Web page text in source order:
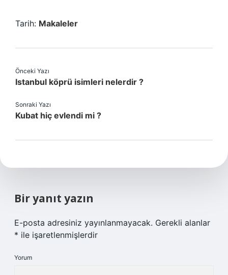
Tarih: Makaleler
Önceki Yazı
Istanbul köprü isimleri nelerdir ?
Sonraki Yazı
Kubat hiç evlendi mi ?
Bir yanıt yazın
E-posta adresiniz yayınlanmayacak. Gerekli alanlar
* ile işaretlenmişlerdir
Yorum